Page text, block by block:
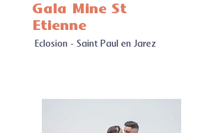
Gala Mine St
Etienne
Eclosion - Saint Paul en Jarez